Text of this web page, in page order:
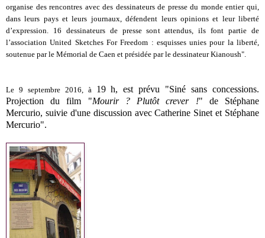
organise des rencontres avec des dessinateurs de presse du monde entier qui,
dans leurs pays et leurs journaux, défendent leurs opinions et leur liberté
d’expression. 16 dessinateurs de presse sont attendus, ils font partie de
l’association United Sketches For Freedom : esquisses unies pour la liberté,
soutenue par le Mémorial de Caen et présidée par le dessinateur Kianoush".
Le 9 septembre 2016, à 19 h, est prévu "Siné sans concessions.
Projection du film "Mourir ? Plutôt crever !" de Stéphane
Mercurio, suivie d'une discussion avec Catherine Sinet et Stéphane
Mercurio".